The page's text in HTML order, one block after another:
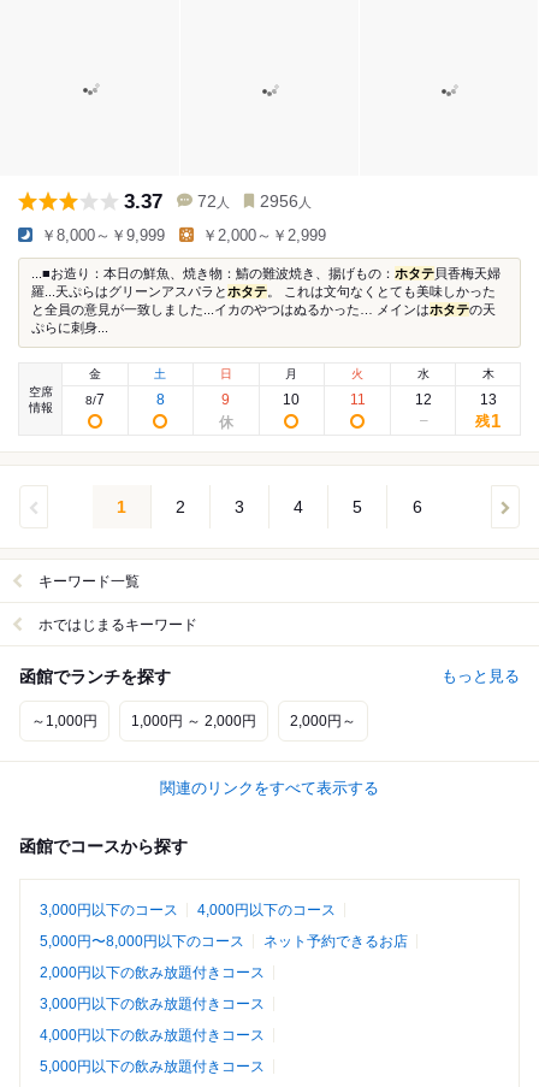
3.37 72 人 2956 人
￥8,000～￥9,999 ￥2,000～￥2,999
...■お造り：本日の鮮魚、焼き物：鯖の難波焼き、揚げもの： ホタテ 貝香梅天婦
羅...天ぷらはグリーンアスパラとホタテ 。 これは文句なくとても美味しかった
と全員の意見が一致しました...イカのやつはぬるかった… メインはホタテの天
ぷらに刺身...
空席
情報
金
8/7
土
8
日
9
月
10
火
11
水
12
木
13
残1
1 2 3 4 5 6
キーワード一覧
ホではじまるキーワード
函館でランチを探す もっと見る
～1,000円 1,000円 ～ 2,000円 2,000円～
関連のリンクをすべて表示する
函館でコースから探す
3,000円以下のコース
4,000円以下のコース
5,000円〜8,000円以下のコース
ネット予約できるお店
2,000円以下の飲み放題付きコース
3,000円以下の飲み放題付きコース
4,000円以下の飲み放題付きコース
5,000円以下の飲み放題付きコース